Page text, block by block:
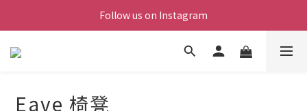
Follow us on Instagram
Eave 椅凳